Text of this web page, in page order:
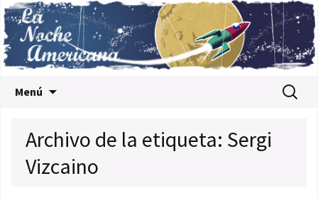
Menú Buscar:
Archivo de la etiqueta: Sergi
Vizcaino